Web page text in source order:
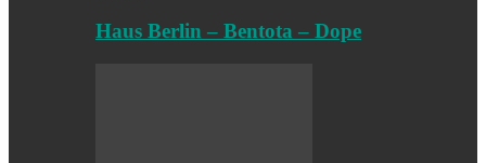
Haus Berlin – Bentota – Dope